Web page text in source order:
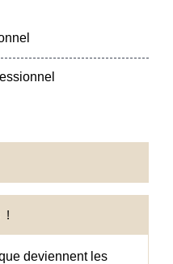
!
deviennent les